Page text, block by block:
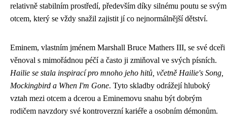
relativně stabilním prostředí, především díky silnému poutu se svým
otcem, který se vždy snažil zajistit jí co nejnormálnější dětství.
Eminem, vlastním jménem Marshall Bruce Mathers III, se své dceři
věnoval s mimořádnou péčí a často ji zmiňoval ve svých písních.
Hailie se stala inspirací pro mnoho jeho hitů, včetně Hailie's Song,
Mockingbird a When I'm Gone. Tyto skladby odrážejí hluboký
vztah mezi otcem a dcerou a Eminemovu snahu být dobrým
rodičem navzdory své kontroverzní kariéře a osobním démonům.